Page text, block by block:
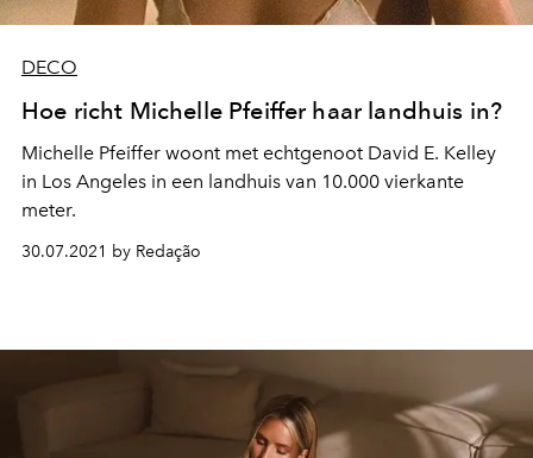
DECO
Hoe richt Michelle Pfeiffer haar landhuis in?
Michelle Pfeiffer woont met echtgenoot David E. Kelley
in Los Angeles in een landhuis van 10.000 vierkante
meter.
30.07.2021 by Redação